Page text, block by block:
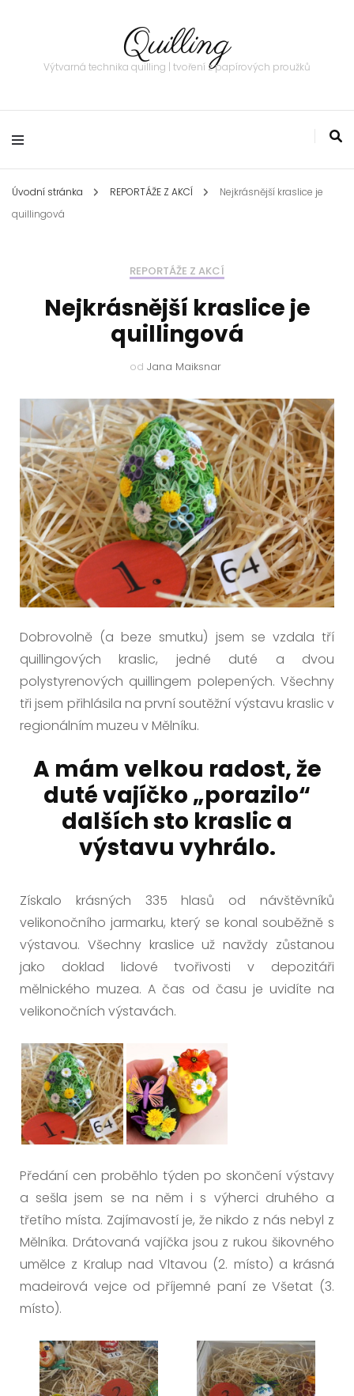
Quilling
Výtvarná technika quilling | tvoření z papírových proužků
Úvodní stránka REPORTÁŽE Z AKCÍ
Nejkrásnější kraslice je
quillingová
REPORTÁŽE Z AKCÍ
Nejkrásnější kraslice je
quillingová
od Jana Maiksnar
Dobrovolně (a beze smutku) jsem se vzdala tří
quillingových kraslic, jedné duté a dvou
polystyrenových quillingem polepených. Všechny
tři jsem přihlásila na první soutěžní výstavu kraslic v
regionálním muzeu v Mělníku.
A mám velkou radost, že
duté vajíčko „porazilo“
dalších sto kraslic a
výstavu vyhrálo.
Získalo krásných 335 hlasů od návštěvníků
velikonočního jarmarku, který se konal souběžně s
výstavou. Všechny kraslice už navždy zůstanou
jako doklad lidové tvořivosti v depozitáři
mělnického muzea. A čas od času je uvidíte na
velikonočních výstavách.
Předání cen proběhlo týden po skončení výstavy
a sešla jsem se na něm i s výherci druhého a
třetího místa. Zajímavostí je, že nikdo z nás nebyl z
Mělníka. Drátovaná vajíčka jsou z rukou šikovného
umělce z Kralup nad Vltavou (2. místo) a krásná
madeirová vejce od příjemné paní ze Všetat (3.
místo).